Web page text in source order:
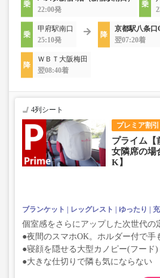
22:00発
甲府駅南口
25:10発
京都駅八条口
翌07:20着
ＷＢＴ大阪梅田
翌08:40着
プレミア割引
4列シート
プライム【
女隣席の場
K】
ブランケット レッグレスト ゆったり
個室感をさらにアップした次世代の
●夜間のスマホOK。ホルダー付で手
●寝顔を隠せる大型カノピー(フード)
●大きな仕切りで隣も気にならない